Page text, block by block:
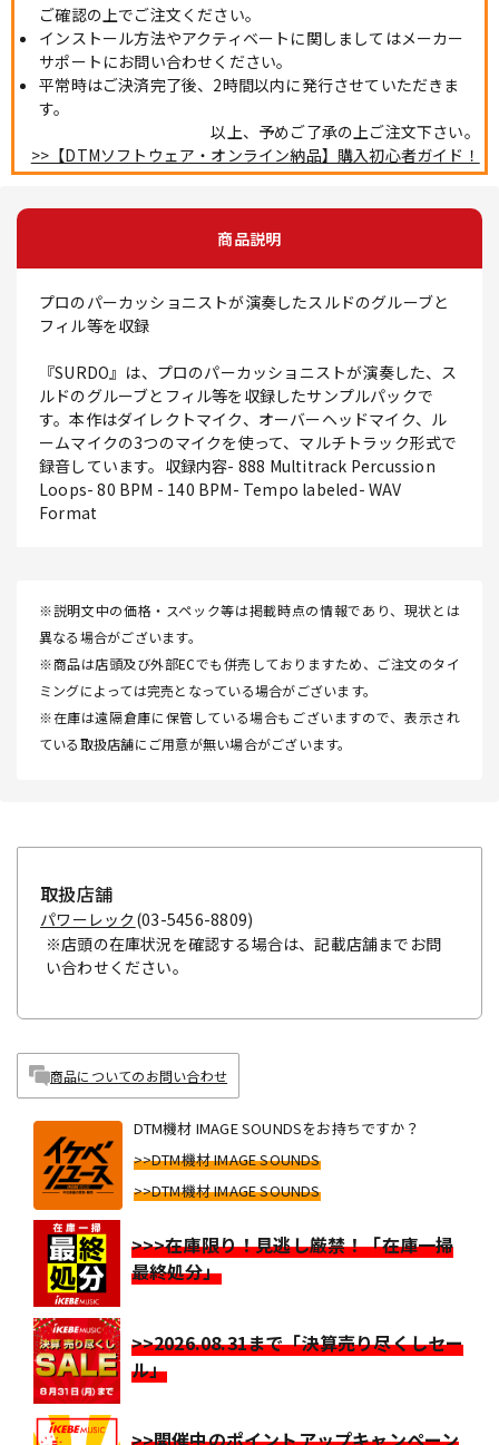
ご確認の上でご注文ください。
インストール方法やアクティベートに関しましてはメーカー
サポートにお問い合わせください。
平常時はご決済完了後、2時間以内に発行させていただきま
す。
以上、予めご了承の上ご注文下さい。
>>【DTMソフトウェア・オンライン納品】購入初心者ガイド！
商品説明
プロのパーカッショニストが演奏したスルドのグルーブと
フィル等を収録
『SURDO』は、プロのパーカッショニストが演奏した、ス
ルドのグルーブとフィル等を収録したサンプルパックで
す。本作はダイレクトマイク、オーバーヘッドマイク、ル
ームマイクの3つのマイクを使って、マルチトラック形式で
録音しています。収録内容- 888 Multitrack Percussion
Loops- 80 BPM - 140 BPM- Tempo labeled- WAV
Format
※説明文中の価格・スペック等は掲載時点の情報であり、現状とは
異なる場合がございます。
※商品は店頭及び外部ECでも併売しておりますため、ご注文のタイ
ミングによっては完売となっている場合がございます。
※在庫は遠隔倉庫に保管している場合もございますので、表示され
ている取扱店舗にご用意が無い場合がございます。
取扱店舗
パワーレック (03-5456-8809)
※店頭の在庫状況を確認する場合は、記載店舗までお問
い合わせください。
商品についてのお問い合わせ
DTM機材 IMAGE SOUNDSをお持ちですか？
>>DTM機材 IMAGE SOUNDS
>>DTM機材 IMAGE SOUNDS
>>>在庫限り！見逃し厳禁！「在庫一掃
最終処分」
>>2026.08.31まで「決算売り尽くしセー
ル」